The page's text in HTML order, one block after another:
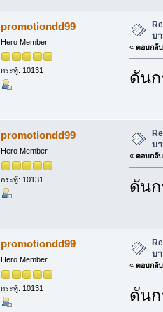
promotiondd99
Hero Member
กระทู้: 10131
บ
« ตอบกลั
ดัน
promotiondd99
Hero Member
กระทู้: 10131
บ
« ตอบกลั
ดัน
promotiondd99
Hero Member
กระทู้: 10131
บ
« ตอบกลั
ดัน